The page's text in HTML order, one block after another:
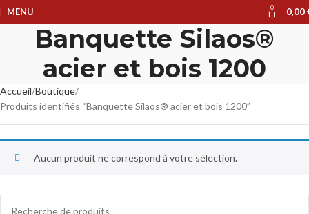
MENU 0 0,00
Banquette Silaos®
acier et bois 1200
Accueil Boutique
Produits identifiés “Banquette Silaos® acier et bois 1200”
Aucun produit ne correspond à votre sélection.